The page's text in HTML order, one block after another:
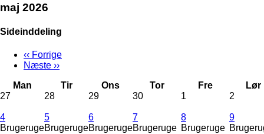
maj 2026
Sideinddeling
‹‹ Forrige
Næste ››
Man
Tir Ons Tor Fre
Lør
27
28 29 30 1 2
4 5 6 7 8
9
BrugerugeBrugerugeBrugerugeBrugeruge Brugeruge